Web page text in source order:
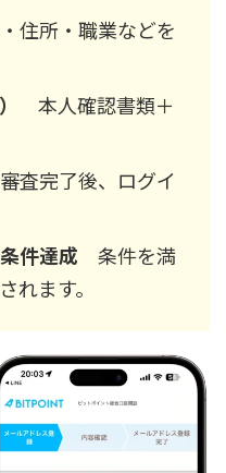
住所・職業などを
本人確認書類＋
査完了後、ログイ
件達成 条件を満
れます。